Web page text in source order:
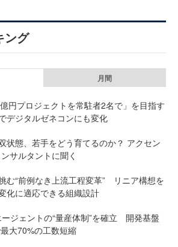
ング
月間
円プロジェクトを常駐者2名で」を目指す
デジタルゼネコンにも変化
状態、若手をどう育てるのか？ アクセン
サルタントに聞く
む“前例なき上流工程変革” リニア構想を
化に適応できる組織設計
ジェントの“量産体制”を確立 開発基盤
最大70%の工数短縮